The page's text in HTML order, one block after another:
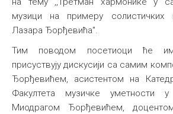
музици на примеру
Лазара Ђорђевића".
Тим поводом посетиоци ће
присуствују дискусији са самим
Ђорђевићем, асистентом на
Факултета музичке уметности
Миодрагом Ђорђевићем,